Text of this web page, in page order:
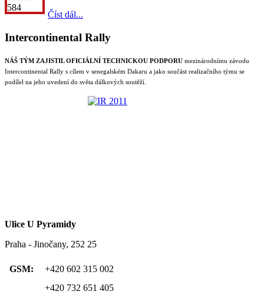
Číst dál...
Intercontinental Rally
NÁŠ TÝM ZAJISTIL OFICIÁLNÍ TECHNICKOU PODPORU mezinárodnímu závodu
Intercontinental Rally s cílem v senegalském Dakaru a jako součást realizačního týmu se
podílel na jeho uvedení do světa dálkových soutěží.
Ulice U Pyramidy
Praha - Jinočany, 252 25
GSM:
+420 602 315 002
+420 732 651 405